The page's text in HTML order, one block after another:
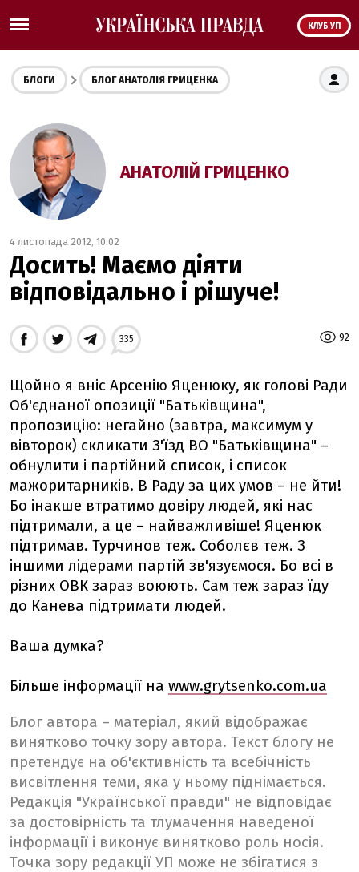
КЛУБ УП
БЛОГИ БЛОГ АНАТОЛІЯ ГРИЦЕНКА
АНАТОЛІЙ ГРИЦЕНКО
4 листопада 2012, 10:02
Досить! Маємо діяти
відповідально і рішуче!
92
335
Щойно я вніс Арсенію Яценюку, як голові Ради
Об'єднаної опозиції "Батьківщина",
пропозицію: негайно (завтра, максимум у
вівторок) скликати З'їзд ВО "Батьківщина" –
обнулити і партійний список, і список
мажоритарників. В Раду за цих умов – не йти!
Бо інакше втратимо довіру людей, які нас
підтримали, а це – найважливіше! Яценюк
підтримав. Турчинов теж. Соболєв теж. З
іншими лідерами партій зв'язуємося. Бо всі в
різних ОВК зараз воюють. Сам теж зараз їду
до Канева підтримати людей.
Ваша думка?
Більше інформації на www.grytsenko.com.ua
Блог автора – матеріал, який відображає
винятково точку зору автора. Текст блогу не
претендує на об'єктивність та всебічність
висвітлення теми, яка у ньому піднімається.
Редакція "Української правди" не відповідає
за достовірність та тлумачення наведеної
інформації і виконує винятково роль носія.
Точка зору редакції УП може не збігатися з